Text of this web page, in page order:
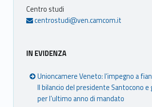
Centro studi
centrostudi@ven.camcom.it
IN EVIDENZA
Unioncamere Veneto: l’impegno a
Il bilancio del presidente Santocono
per l’ultimo anno di mandato